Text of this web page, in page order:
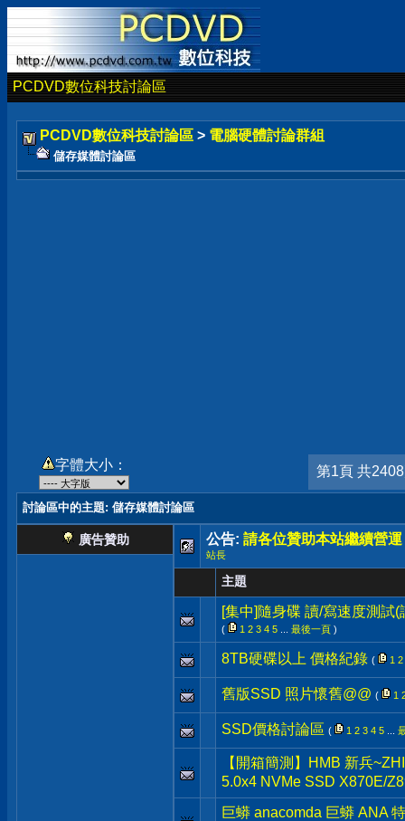
PCDVD數位科技討論區
PCDVD數位科技討論區 > 電腦硬體討論群組
儲存媒體討論區
字體大小： 第1頁 共
討論區中的主題: 儲存媒體討論區
廣告贊助 公告: 請各位贊助本站繼續營運
站長
主題
[集中]隨身碟 讀/寫速度測試
( 1 2 3 4 5 最後一頁 )
8TB硬碟以上 價格紀錄 ( 1 2
舊版SSD 照片懷舊@@ ( 1
SSD價格討論區 ( 1 2 3 4 5
【開箱簡測】HMB 新兵
5.0x4 NVMe SSD X870E/
巨蟒 anacomda 巨蟒 ANA